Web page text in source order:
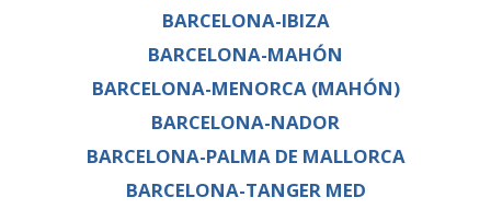
BARCELONA-IBIZA
BARCELONA-MAHÓN
BARCELONA-MENORCA (MAHÓN)
BARCELONA-NADOR
BARCELONA-PALMA DE MALLORCA
BARCELONA-TANGER MED